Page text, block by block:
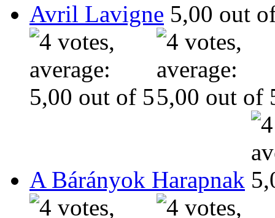
Avril Lavigne
A Bárányok Harapnak